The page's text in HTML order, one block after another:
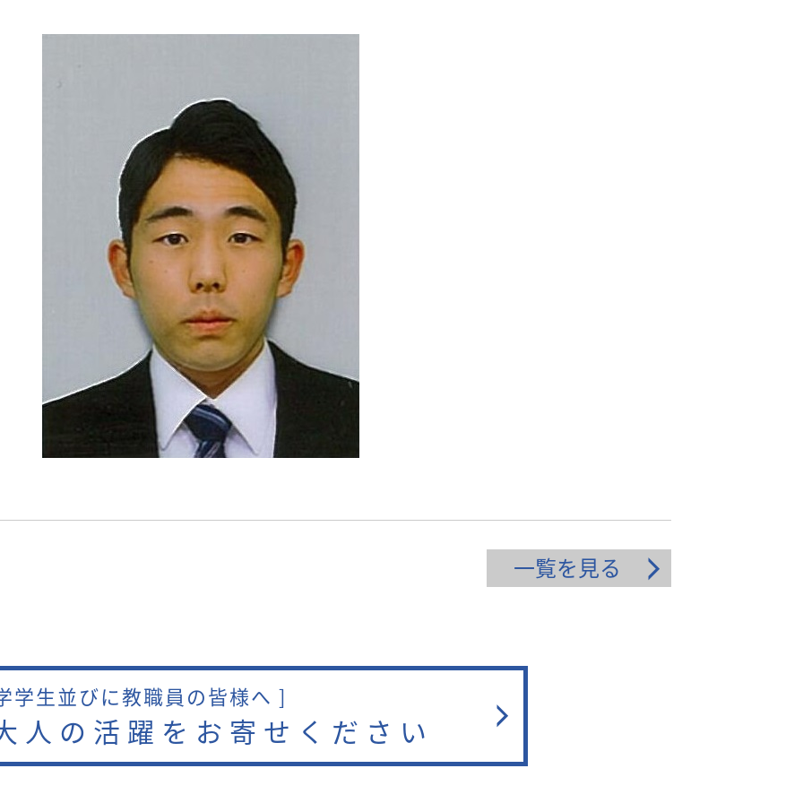
一覧を見る
学生並びに教職員の皆様へ ]
人の活躍をお寄せください